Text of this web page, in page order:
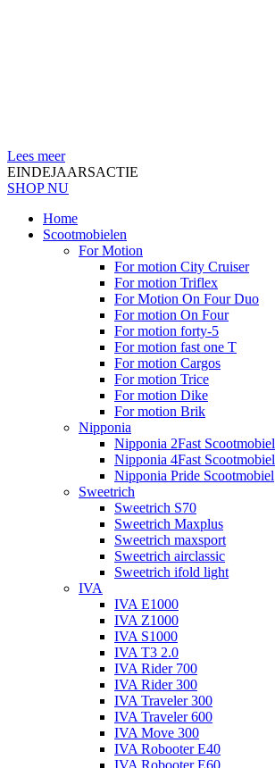
Lees meer
EINDEJAARSACTIE
SHOP NU
Home
Scootmobielen
For Motion
For motion City Cruiser
For motion Triflex
For Motion On Four Duo
For motion On Four
For motion forty-5
For motion fast one T
For motion Cargos
For motion Trice
For motion Dike
For motion Brik
Nipponia
Nipponia 2Fast Scootmobiel
Nipponia 4Fast Scootmobiel
Nipponia Pride Scootmobiel
Sweetrich
Sweetrich S70
Sweetrich Maxplus
Sweetrich maxsport
Sweetrich airclassic
Sweetrich ifold light
IVA
IVA E1000
IVA Z1000
IVA S1000
IVA T3 2.0
IVA Rider 700
IVA Rider 300
IVA Traveler 300
IVA Traveler 600
IVA Move 300
IVA Robooter E40
IVA Robooter E60